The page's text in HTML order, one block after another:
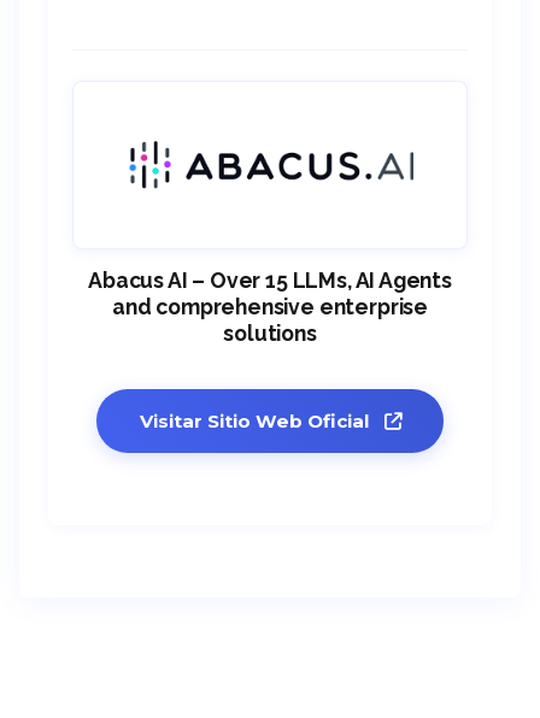
Abacus AI – Over 15 LLMs, AI Agents
and comprehensive enterprise
solutions
Visitar Sitio Web Oficial